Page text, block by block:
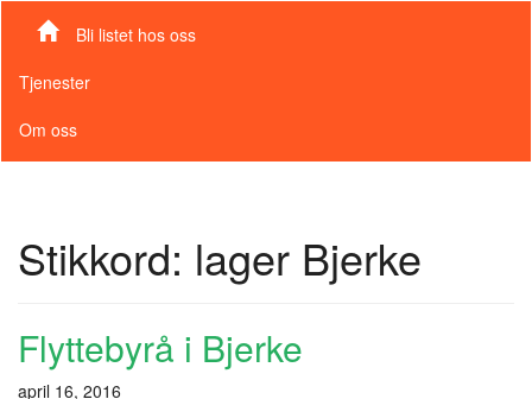
Bli listet hos oss
Tjenester
Om oss
Stikkord: lager Bjerke
Flyttebyrå i Bjerke
april 16, 2016